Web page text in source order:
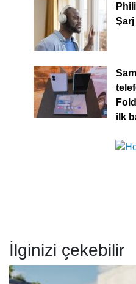
Şarj
ilk
İlginizi çekebilir